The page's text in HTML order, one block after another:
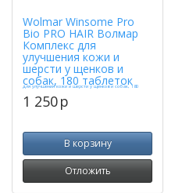
Wolmar Winsome Pro
Bio PRO HAIR Волмар
Комплекс для
улучшения кожи и
шерсти у щенков и
собак, 180 таблеток
1 250p
В корзину
Отложить